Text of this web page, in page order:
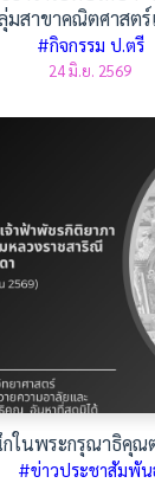
มสาขาคณิตศาสต
#กิจกรรม ป.ตรี
24 มิ.ย. 2569
ในพระกรุณาธิคุณ
#ข่าวประชาสัมพั